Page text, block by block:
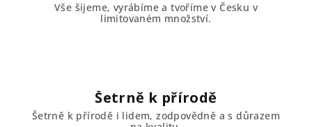
Vše šijeme, vyrábíme a tvoříme v Česku v
limitovaném množství.
Šetrně k přírodě
Šetrně k přírodě i lidem, zodpovědně a s důrazem